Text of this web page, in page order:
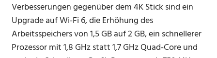
Verbesserungen gegenüber dem 4K Stick sind ein
Upgrade auf Wi-Fi 6, die Erhöhung des
Arbeitsspeichers von 1,5 GB auf 2 GB, ein schnellerer
Prozessor mit 1,8 GHz statt 1,7 GHz Quad-Core und